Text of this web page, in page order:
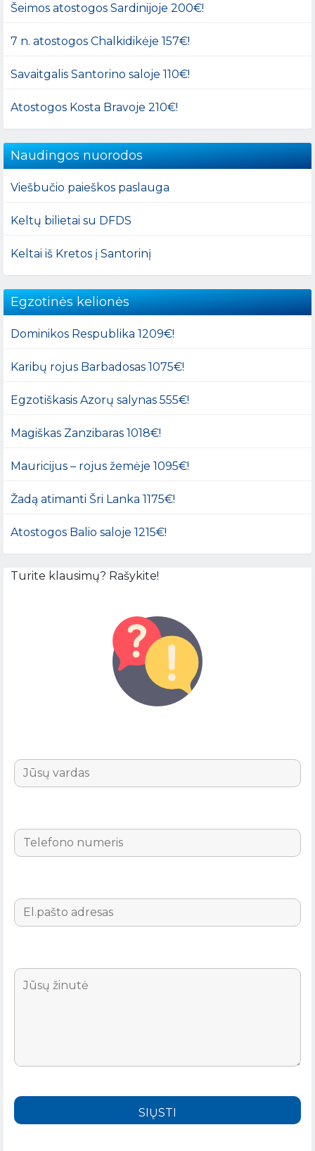
Šeimos atostogos Sardinijoje 200€!
7 n. atostogos Chalkidikėje 157€!
Savaitgalis Santorino saloje 110€!
Atostogos Kosta Bravoje 210€!
Naudingos nuorodos
Viešbučio paieškos paslauga
Keltų bilietai su DFDS
Keltai iš Kretos į Santorinį
Egzotinės kelionės
Dominikos Respublika 1209€!
Karibų rojus Barbadosas 1075€!
Egzotiškasis Azorų salynas 555€!
Magiškas Zanzibaras 1018€!
Mauricijus – rojus žemėje 1095€!
Žadą atimanti Šri Lanka 1175€!
Atostogos Balio saloje 1215€!
Turite klausimų? Rašykite!